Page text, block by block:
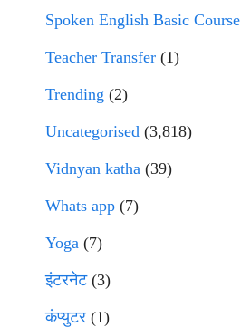
Spoken English Basic Course
Teacher Transfer (1)
Trending (2)
Uncategorised (3,818)
Vidnyan katha (39)
Whats app (7)
Yoga (7)
इंटरनेट(3)
कंप्युटर (1)